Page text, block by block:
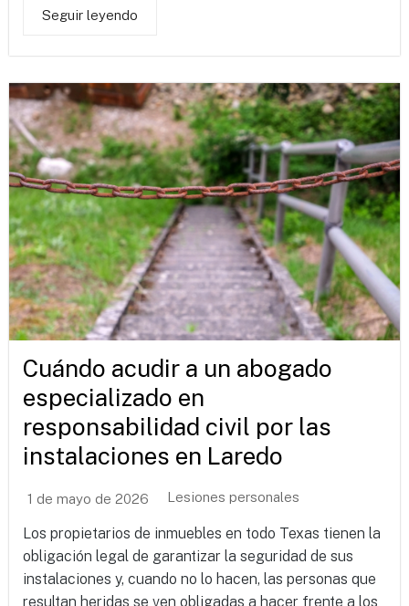
Seguir leyendo
Cuándo acudir a un abogado
especializado en
responsabilidad civil por las
instalaciones en Laredo
1 de mayo de 2026 Lesiones personales
Los propietarios de inmuebles en todo Texas tienen la
obligación legal de garantizar la seguridad de sus
instalaciones y, cuando no lo hacen, las personas que
resultan heridas se ven obligadas a hacer frente a los